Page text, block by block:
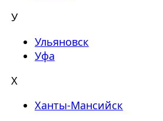
У
Ульяновск
Уфа
Х
Ханты-Мансийск